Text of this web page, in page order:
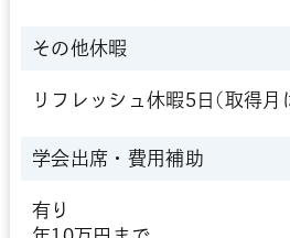
その他休暇
リフレッシュ休暇5日(取得月
学会出席・ 費用補助
有り